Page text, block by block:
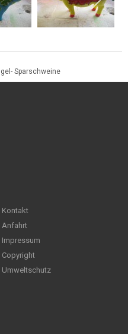
Sparschweine
Kontakt
Anfahrt
Impressum
Copyright
Umweltschutz